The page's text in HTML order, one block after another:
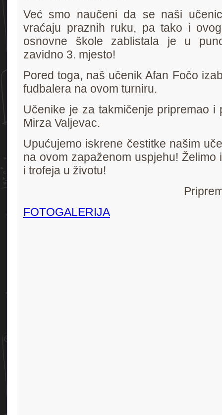
Već smo naučeni da se naši
vraćaju praznih ruku, pa tako i
osnovne škole zablistala je u
zavidno 3. mjesto!
Pored toga, naš učenik Afan Fočo
fudbalera na ovom turniru.
Učenike je za takmičenje pripremao i
Mirza Valjevac.
Upućujemo iskrene čestitke našim
na ovom zapaženom uspjehu! Želimo
i trofeja u životu!
FOTOGALERIJA